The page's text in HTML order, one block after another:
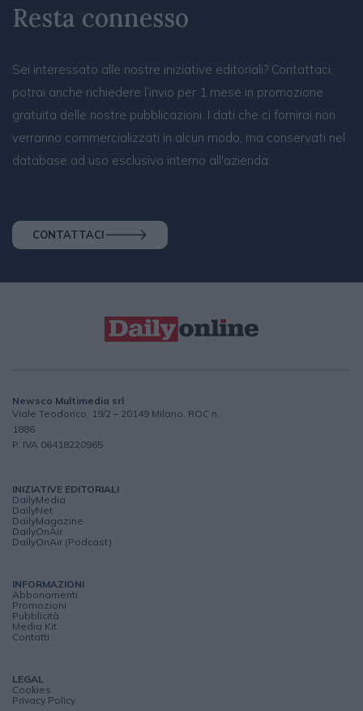
Resta connesso
Sei interessato alle nostre iniziative editoriali? Contattaci,
potrai anche richiedere l’invio per 1 mese in promozione
gratuita delle nostre pubblicazioni. I dati che ci fornirai non
verranno commercializzati in alcun modo, ma conservati nel
database ad uso esclusivo interno all'azienda.
CONTATTACI
Newsco Multimedia srl
Viale Teodorico, 19/2 – 20149 Milano, ROC n.
1886
P. IVA 06418220965
INIZIATIVE EDITORIALI
DailyMedia
DailyNet
DailyMagazine
DailyOnAir
DailyOnAir (Podcast)
INFORMAZIONI
Abbonamenti
Promozioni
Pubblicità
Media Kit
Contatti
LEGAL
Cookies
Privacy Policy